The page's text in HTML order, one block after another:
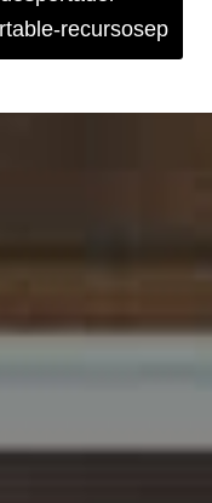
recursosep